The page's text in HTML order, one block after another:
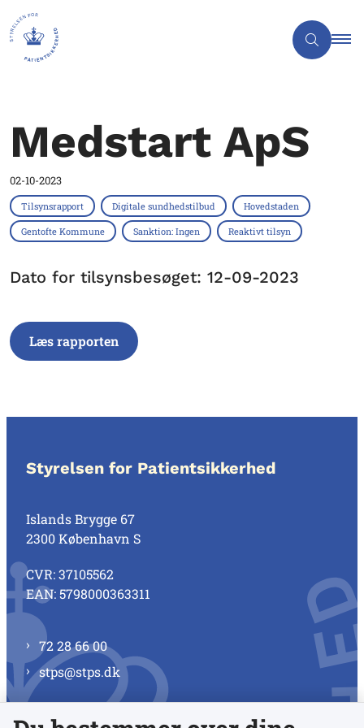
Medstart ApS
02-10-2023
Tilsynsrapport Digitale sundhedstilbud Hovedstaden
Gentofte Kommune Sanktion: Ingen Reaktivt tilsyn
Dato for tilsynsbesøget: 12-09-2023
Læs rapporten
Styrelsen for Patientsikkerhed
Islands Brygge 67
2300 København S
CVR: 37105562
EAN: 5798000363311
72 28 66 00
stps@stps.dk